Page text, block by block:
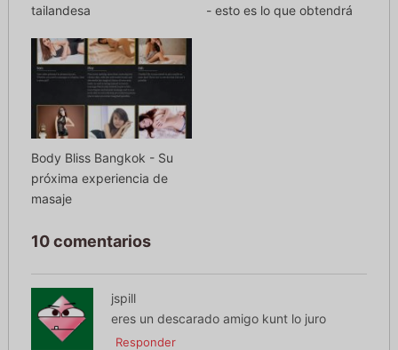
tailandesa - esto es lo que obtendrá
Body Bliss Bangkok - Su
próxima experiencia de
masaje
10 comentarios
jspill
eres un descarado amigo kunt lo juro
Responder